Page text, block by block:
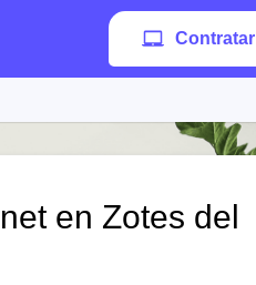
Contratar
en Zotes del